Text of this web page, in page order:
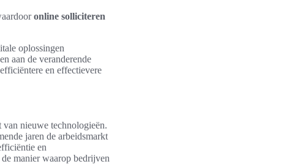
online solliciteren
oplossingen
aan de veranderende
en effectievere
nieuwe technologieën.
jaren de arbeidsmarkt
en
manier waarop bedrijven